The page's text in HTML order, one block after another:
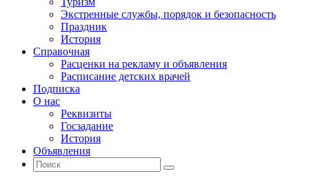
Экстренные службы, порядок и безопасность
Праздник
История
Справочная
Расценки на рекламу и объявления
Расписание детских врачей
Подписка
О нас
Реквизиты
Госзадание
История
Объявления
Поиск
Искать:
Поиск